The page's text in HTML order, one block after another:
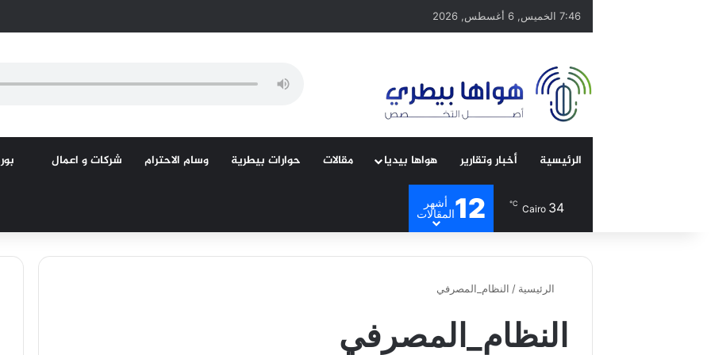
7:46 الخميس, 6 أغسطس, 2026
الرئيسية أخبار وتقارير هواها بيديا مقالات حوارات بيطرية وسام الاحترام شركات و اعمال
Cairo 34
℃
12
أشهر
المقالات
الرئيسية / النظام_المصرفي
النظام_المصرفي